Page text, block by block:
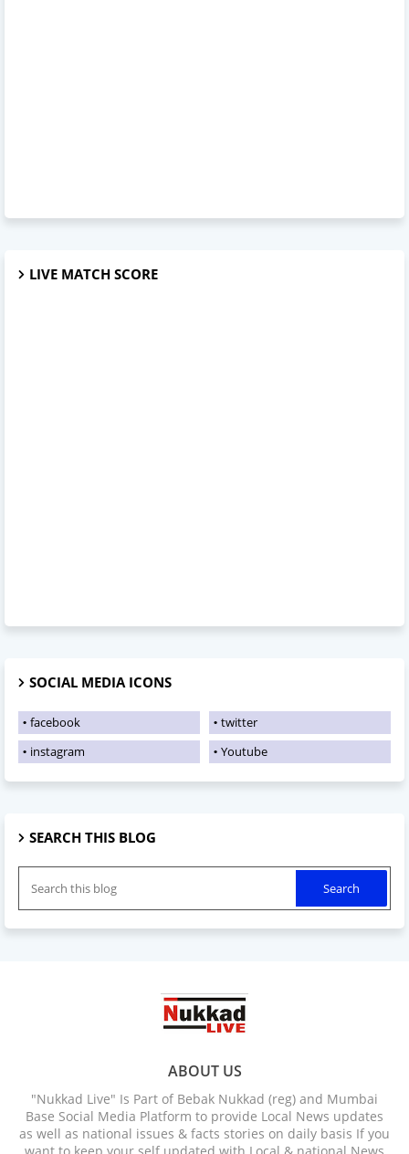
LIVE MATCH SCORE
SOCIAL MEDIA ICONS
facebook
twitter
instagram
Youtube
SEARCH THIS BLOG
ABOUT US
"Nukkad Live" Is Part of Bebak Nukkad (reg) and Mumbai
Base Social Media Platform to provide Local News updates
as well as national issues & facts stories on daily basis If you